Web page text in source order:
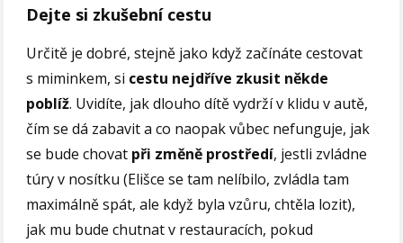
Dejte si zkušební cestu
Určitě je dobré, stejně jako když začínáte cestovat
s miminkem, si cestu nejdříve zkusit někde
poblíž. Uvidíte, jak dlouho dítě vydrží v klidu v autě,
čím se dá zabavit a co naopak vůbec nefunguje, jak
se bude chovat při změně prostředí, jestli zvládne
túry v nosítku (Elišce se tam nelíbilo, zvládla tam
maximálně spát, ale když byla vzůru, chtěla lozit),
jak mu bude chutnat v restauracích, pokud